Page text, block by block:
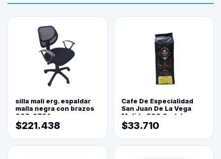
silla mali erg. espaldar
malla negra con brazos
003-0794
$221.438
Cafe De Especialidad
San Juan De La Vega
Molido 500 Grs(=)
$33.710